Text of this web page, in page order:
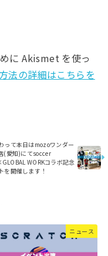
に Akismet を使っ
法の詳細はこちらを
って本日はmozoワンダー
(愛知)にてsoccer
WORKコラボ記念
を開催します！
ニュース